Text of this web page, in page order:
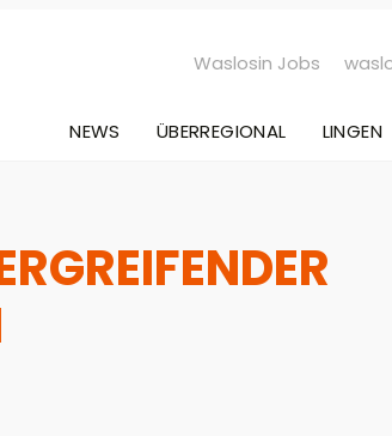
Waslosin Jobs
NEWS ÜBERREGIONAL LINGEN